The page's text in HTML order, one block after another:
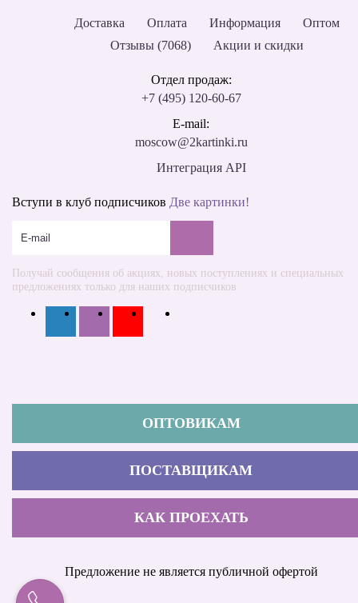
Доставка Оплата Информация
Оптом
Отзывы (7068)
Акции и скидки
Отдел продаж:
+7 (495) 120-60-67
E-mail:
moscow@2kartinki.ru
Интеграция API
Вступи в клуб подписчиков Две картинки!
Получай сообщения об акциях, новых поступлениях и специальных
предложениях только для наших подписчиков
ОПТОВИКАМ
ПОСТАВЩИКАМ
КАК ПРОЕХАТЬ
Предложение не является публичной офертой